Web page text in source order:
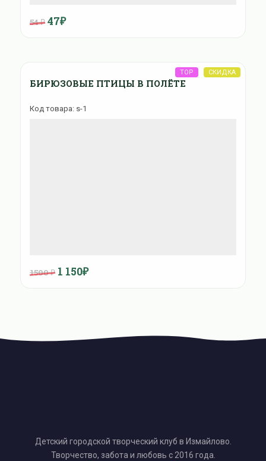
54 ₽ 47₽
БИРЮЗОВЫЕ ПТИЦЫ В ПОЛЁТЕ
Код товара: s-1
1500 ₽ 1 150₽
Детский городской творческий клуб в Измайлово.
Творчество, забота и любовь с 2016 года.